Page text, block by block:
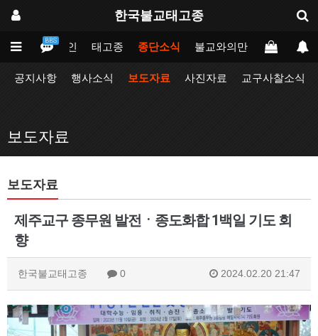
한국불교태고종
BBS
메인 태고종 종단소식 불교와의만남 업무포털
공지사항 행사소식 보도자료 사진자료 교구사찰소식
보도자료
보도자료
제주교구 종무원 발전ㆍ종도화합 1백일 기도 회
향
한국불교태고종 0 2024.02.20 21:47